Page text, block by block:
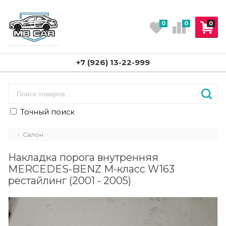
0
0 0
+7 (926) 13-22-999
Точный поиск
Салон
Накладка порога внутренняя
MERCEDES-BENZ M-класс W163
рестайлинг (2001 - 2005)